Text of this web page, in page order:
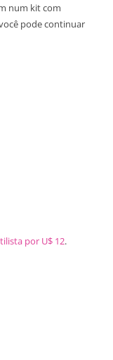
num kit com
pode continuar
por U$ 12.